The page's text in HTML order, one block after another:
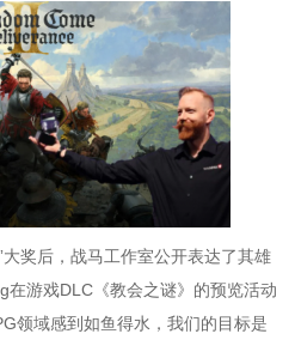
奖后，战马工作室公开表达了其雄
在游戏DLC《教会之谜》的预览活动
领域感到如鱼得水，我们的目标是